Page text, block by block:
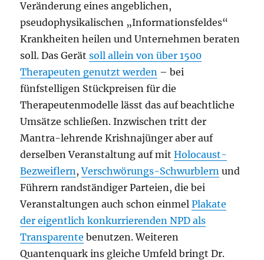
Veränderung eines angeblichen,
pseudophysikalischen „Informationsfeldes“
Krankheiten heilen und Unternehmen beraten
soll. Das Gerätsoll allein von über 1500
Therapeuten genutzt werden – bei
fünfstelligen Stückpreisen für die
Therapeutenmodelle lässt das auf beachtliche
Umsätze schließen. Inzwischen tritt der
Mantra-lehrende Krishnajünger aber auf
derselben Veranstaltung auf mitHolocaust-
Bezweiflern ,Verschwörungs-Schwurblern und
Führern randständiger Parteien, die bei
Veranstaltungen auch schon einmelPlakate
der eigentlich konkurrierenden NPD als
Transparente benutzen. Weiteren
Quantenquark ins gleiche Umfeld bringt Dr.